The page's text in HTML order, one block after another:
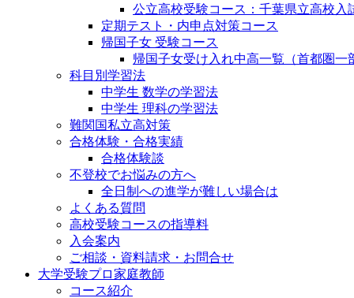
公立高校受験コース：千葉県立高校入
定期テスト・内申点対策コース
帰国子女 受験コース
帰国子女受け入れ中高一覧（首都圏一
科目別学習法
中学生 数学の学習法
中学生 理科の学習法
難関国私立高対策
合格体験・合格実績
合格体験談
不登校でお悩みの方へ
全日制への進学が難しい場合は
よくある質問
高校受験コースの指導料
入会案内
ご相談・資料請求・お問合せ
大学受験プロ家庭教師
コース紹介